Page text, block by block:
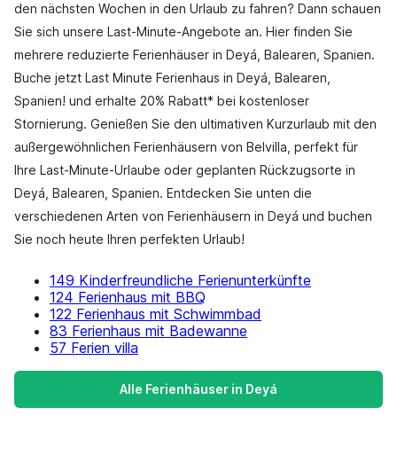
den nächsten Wochen in den Urlaub zu fahren? Dann schauen
Sie sich unsere Last-Minute-Angebote an. Hier finden Sie
mehrere reduzierte Ferienhäuser in Deyá, Balearen, Spanien.
Buche jetzt Last Minute Ferienhaus in Deyá, Balearen,
Spanien! und erhalte 20% Rabatt* bei kostenloser
Stornierung. Genießen Sie den ultimativen Kurzurlaub mit den
außergewöhnlichen Ferienhäusern von Belvilla, perfekt für
Ihre Last-Minute-Urlaube oder geplanten Rückzugsorte in
Deyá, Balearen, Spanien. Entdecken Sie unten die
verschiedenen Arten von Ferienhäusern in Deyá und buchen
Sie noch heute Ihren perfekten Urlaub!
149 Kinderfreundliche Ferienunterkünfte
124 Ferienhaus mit BBQ
122 Ferienhaus mit Schwimmbad
83 Ferienhaus mit Badewanne
57 Ferien villa
Alle Ferienhäuser in Deyá